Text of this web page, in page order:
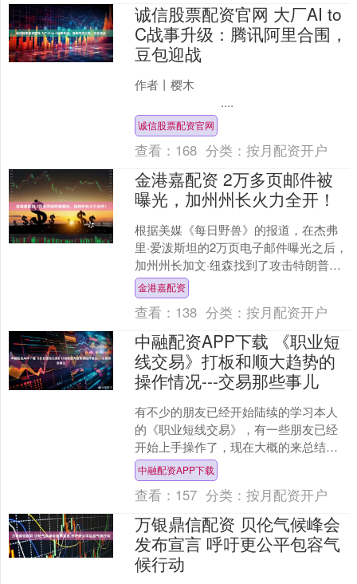
诚信股票配资官网 大厂AI to
C战事升级：腾讯阿里合围，
豆包迎战
作者丨樱木
....
诚信股票配资官网
查看： 168 分类：按月配资开户
金港嘉配资 2万多页邮件被
曝光，加州州长火力全开！
根据美媒《每日野兽》的报道，在杰弗
里·爱泼斯坦的2万页电子邮件曝光之后，
加州州长加文·纽森找到了攻击特朗普的
一个新角度。 在这些电子邮件中，许多
内容揭露了爱泼斯....
金港嘉配资
查看： 138 分类：按月配资开户
中融配资APP下载 《职业短
线交易》打板和顺大趋势的
操作情况---交易那些事儿
有不少的朋友已经开始陆续的学习本人
的《职业短线交易》，有一些朋友已经
开始上手操作了，现在大概的来总结一
下一些朋友学习运用下来的效果。 《职
业短线交易》有2大部分....
中融配资APP下载
查看： 157 分类：按月配资开户
万银鼎信配资 贝伦气候峰会
发布宣言 呼吁更公平包容气
候行动